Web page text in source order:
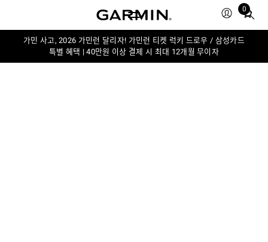
0
Total
in
가민 사고, 2026 가민런 달리자! 가민런 티켓 럭키 드로우 / 삼성카드
특별 혜택 | 40만원 이상 결제 시 최대 12개월 무이자